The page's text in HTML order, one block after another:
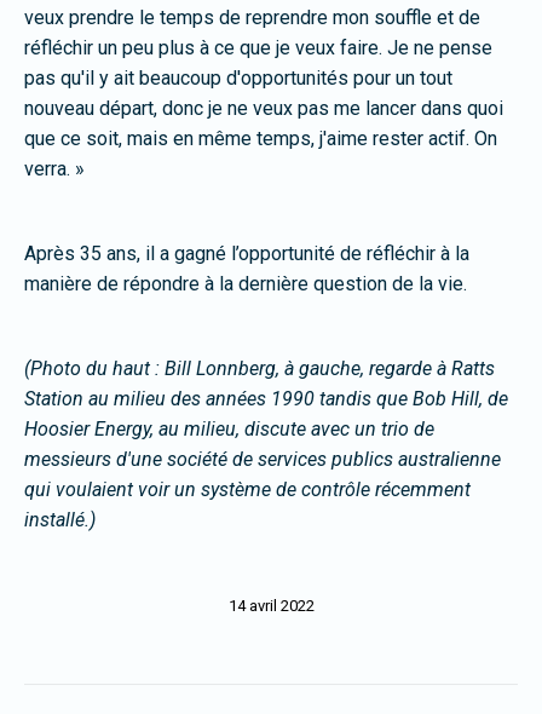
veux prendre le temps de reprendre mon souffle et de
réfléchir un peu plus à ce que je veux faire. Je ne pense
pas qu'il y ait beaucoup d'opportunités pour un tout
nouveau départ, donc je ne veux pas me lancer dans quoi
que ce soit, mais en même temps, j'aime rester actif. On
verra. »
Après 35 ans, il a gagné l’opportunité de réfléchir à la
manière de répondre à la dernière question de la vie.
(Photo du haut : Bill Lonnberg, à gauche, regarde à Ratts
Station au milieu des années 1990 tandis que Bob Hill, de
Hoosier Energy, au milieu, discute avec un trio de
messieurs d'une société de services publics australienne
qui voulaient voir un système de contrôle récemment
installé.)
14 avril 2022